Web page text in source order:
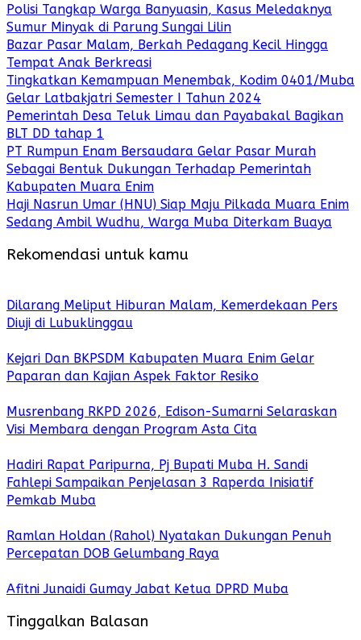
Polisi Tangkap Warga Banyuasin, Kasus Meledaknya
Sumur Minyak di Parung Sungai Lilin
Bazar Pasar Malam, Berkah Pedagang Kecil Hingga
Tempat Anak Berkreasi
Tingkatkan Kemampuan Menembak, Kodim 0401/Muba
Gelar Latbakjatri Semester I Tahun 2024
Pemerintah Desa Teluk Limau dan Payabakal Bagikan
BLT DD tahap 1
PT Rumpun Enam Bersaudara Gelar Pasar Murah
Sebagai Bentuk Dukungan Terhadap Pemerintah
Kabupaten Muara Enim
Haji Nasrun Umar (HNU) Siap Maju Pilkada Muara Enim
Sedang Ambil Wudhu, Warga Muba Diterkam Buaya
Rekomendasi untuk kamu
Dilarang Meliput Hiburan Malam, Kemerdekaan Pers
Diuji di Lubuklinggau
Kejari Dan BKPSDM Kabupaten Muara Enim Gelar
Paparan dan Kajian Aspek Faktor Resiko
Musrenbang RKPD 2026, Edison-Sumarni Selaraskan
Visi Membara dengan Program Asta Cita
Hadiri Rapat Paripurna, Pj Bupati Muba H. Sandi
Fahlepi Sampaikan Penjelasan 3 Raperda Inisiatif
Pemkab Muba
Ramlan Holdan (Rahol) Nyatakan Dukungan Penuh
Percepatan DOB Gelumbang Raya
Afitni Junaidi Gumay Jabat Ketua DPRD Muba
Tinggalkan Balasan